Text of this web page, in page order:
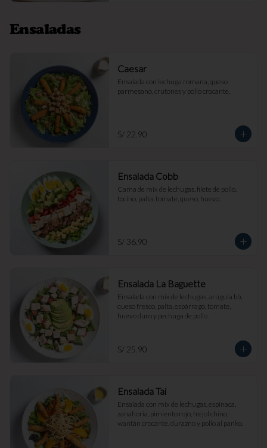
Ensaladas
Caesar
Ensalada con lechuga romana, queso
parmesano, crutones y pollo crocante.
S/ 22.90
Ensalada Cobb
Cama de mix de lechugas, filete de pollo,
tocino, palta, tomate, queso, huevo.
S/ 36.90
Ensalada La Baguette
Ensalada con mix de lechugas, arúgula bb,
queso fresco, palta, espárrago, tomate,
huevo duro y pechuga de pollo.
S/ 25.90
Ensalada Tai
Ensalada con mix de lechugas, espinaca,
zanahoria, pimiento rojo, frejol chino,
wantán crocante, durazno y pollo al panko.